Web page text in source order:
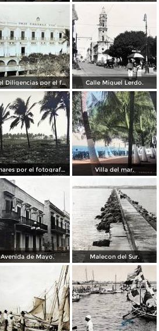
Hotel Diligencias por el fotografo Walter E Hadsell. ( Circulada el 17 de Febrero de 1914 ). Calle Miguel Lerdo.
Palmares por el fotografo Hugo Brehme. Villa del mar.
Avenida de Mayo. Malecon del Sur.